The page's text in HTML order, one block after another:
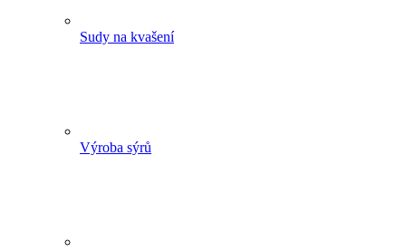
Sudy na kvašení
Výroba sýrů